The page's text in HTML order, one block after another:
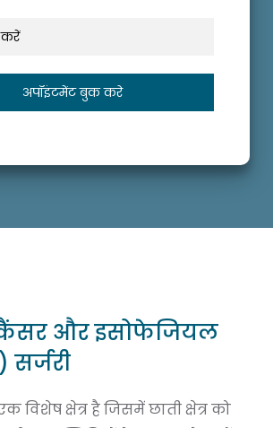
और इसोफेजियल
विशेष क्षेत्र है जिसमें छाती क्षेत्र को